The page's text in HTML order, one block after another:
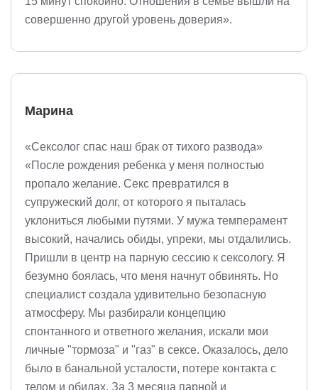
совершенно другой уровень доверия».
Марина
«Сексолог спас наш брак от тихого развода»
«После рождения ребенка у меня полностью
пропало желание. Секс превратился в
супружеский долг, от которого я пыталась
уклониться любыми путями. У мужа темперамент
высокий, начались обиды, упреки, мы отдалились.
Пришли в центр на парную сессию к сексологу. Я
безумно боялась, что меня начнут обвинять. Но
специалист создала удивительно безопасную
атмосферу. Мы разбирали концепцию
спонтанного и ответного желания, искали мои
личные "тормоза" и "газ" в сексе. Оказалось, дело
было в банальной усталости, потере контакта с
телом и обидах. За 3 месяца парной и